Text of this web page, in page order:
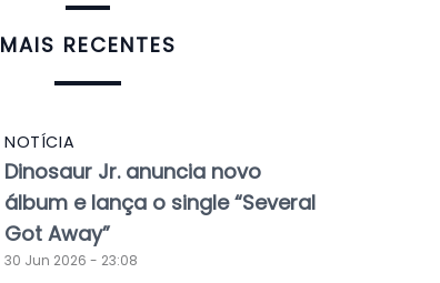
MAIS RECENTES
NOTÍCIA
Dinosaur Jr. anuncia novo
álbum e lança o single “Several
Got Away”
30 Jun 2026 - 23:08